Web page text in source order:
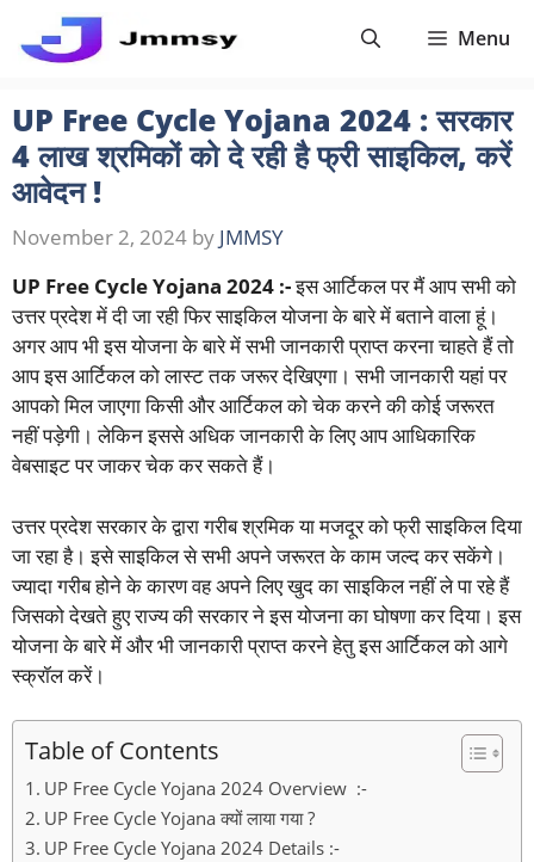
Menu
UP Free Cycle Yojana 2024 : सरकार
4 लाख श्रमिकों को दे रही है फ्री साइकिल, करें
आवेदन !
November 2, 2024 by JMMSY
UP Free Cycle Yojana 2024 :-इस आर्टिकल पर मैं आप सभी को
उत्तर प्रदेश में दी जा रही फिर साइकिल योजना के बारे में बताने वाला हूं।
अगर आप भी इस योजना के बारे में सभी जानकारी प्राप्त करना चाहते हैं तो
आप इस आर्टिकल को लास्ट तक जरूर देखिएगा। सभी जानकारी यहां पर
आपको मिल जाएगा किसी और आर्टिकल को चेक करने की कोई जरूरत
नहीं पड़ेगी। लेकिन इससे अधिक जानकारी के लिए आप आधिकारिक
वेबसाइट पर जाकर चेक कर सकते हैं।
उत्तर प्रदेश सरकार के द्वारा गरीब श्रमिक या मजदूर को फ्री साइकिल दिया
जा रहा है। इसे साइकिल से सभी अपने जरूरत के काम जल्द कर सकेंगे।
ज्यादा गरीब होने के कारण वह अपने लिए खुद का साइकिल नहीं ले पा रहे हैं
जिसको देखते हुए राज्य की सरकार ने इस योजना का घोषणा कर दिया। इस
योजना के बारे में और भी जानकारी प्राप्त करने हेतु इस आर्टिकल को आगे
स्क्रॉल करें।
Table of Contents
UP Free Cycle Yojana 2024 Overview :-
UP Free Cycle Yojana क्यों लाया गया ?
UP Free Cycle Yojana 2024 Details :-